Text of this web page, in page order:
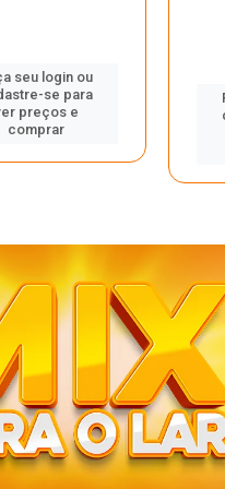
seu login ou
se para
preços e
comprar